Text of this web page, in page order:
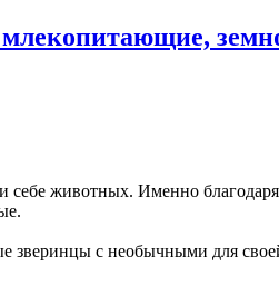
себе животных. Именно
зверинцы с необычными для